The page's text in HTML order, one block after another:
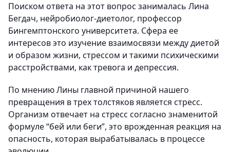
Поиском ответа на этот вопрос занималась Лина
Бегдач, нейробиолог-диетолог, профессор
Бингемптонского университета. Сфера ее
интересов это изучение взаимосвязи между диетой
и образом жизни, стрессом и такими психическими
расстройствами, как тревога и депрессия.
По мнению Лины главной причиной нашего
превращения в трех толстяков является стресс.
Организм отвечает на стресс согласно знаменитой
формуле “бей или беги”, это врожденная реакция на
опасность, которая вырабатывалась в процессе